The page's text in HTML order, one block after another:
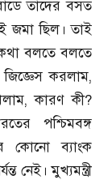
তাঁদের বসত
জমা ছিল। তাই
বলতে বলতে
করলাম,
,কারণ কী?
পশ্চিমবঙ্গ
কোনো ব্যাংক
নেই। মুখ্যমন্ত্রী